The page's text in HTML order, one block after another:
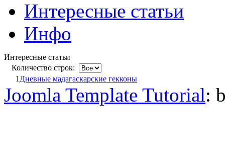
Интересные статьи
Инфо
Интересные статьи
Количество строк:
1 Дневные мадагаскарские гекконы
Joomla Template Tutorial: